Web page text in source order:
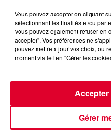
Vous pouvez accepter en cliquant
sélectionnant les finalités et/ou
Vous pouvez également refuser en
accepter". Vos préférences ne
pouvez mettre à jour vos choix, ou
moment via le lien "Gérer les
Gérer
Accepter